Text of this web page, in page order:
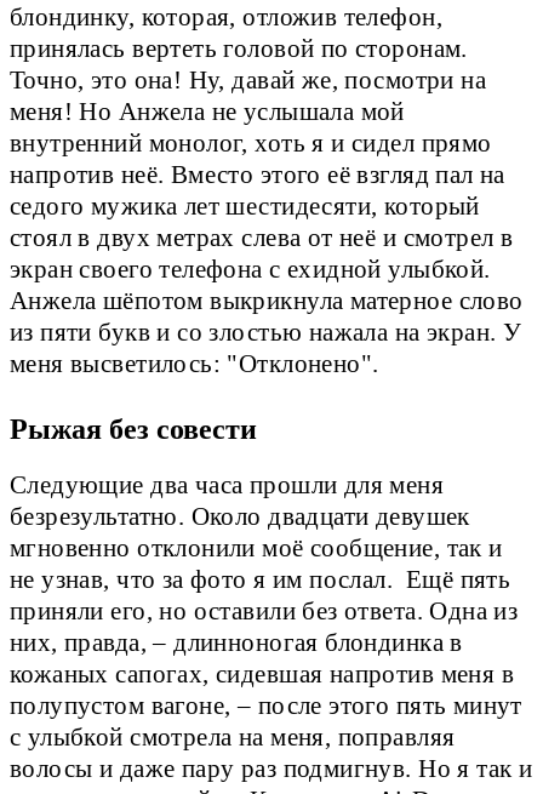
блондинку, которая, отложив телефон,
принялась вертеть головой по сторонам.
Точно, это она! Ну, давай же, посмотри на
меня! Но Анжела не услышала мой
внутренний монолог, хоть я и сидел прямо
напротив неё. Вместо этого её взгляд пал на
седого мужика лет шестидесяти, который
стоял в двух метрах слева от неё и смотрел в
экран своего телефона с ехидной улыбкой.
Анжела шёпотом выкрикнула матерное слово
из пяти букв и со злостью нажала на экран. У
меня высветилось: "Отклонено".
Рыжая без совести
Следующие два часа прошли для меня
безрезультатно. Около двадцати девушек
мгновенно отклонили моё сообщение, так и
не узнав, что за фото я им послал. Ещё пять
приняли его, но оставили без ответа. Одна из
них, правда, – длинноногая блондинка в
кожаных сапогах, сидевшая напротив меня в
полупустом вагоне, – после этого пять минут
с улыбкой смотрела на меня, поправляя
волосы и даже пару раз подмигнув. Но я так и